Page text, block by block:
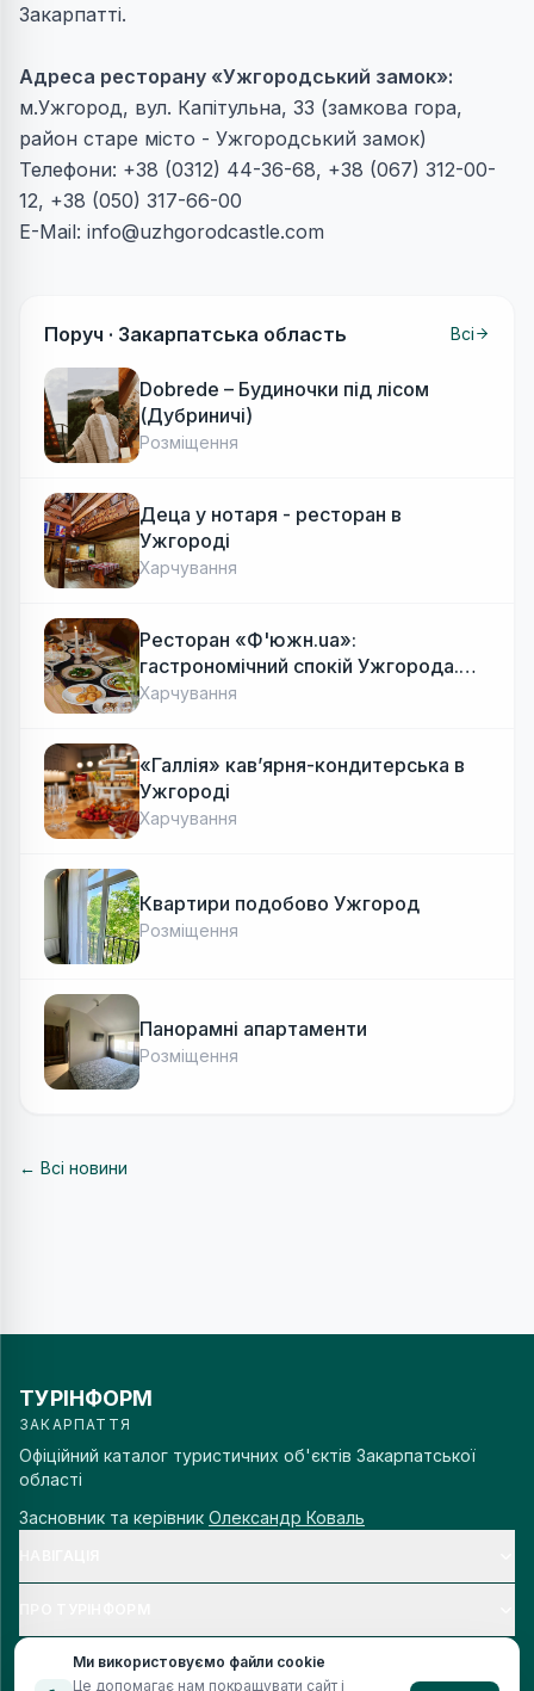
Закарпатті.
Адреса ресторану «Ужгородський замок»:
м.Ужгород, вул. Капітульна, 33 (замкова гора,
район старе місто - Ужгородський замок)
Телефони: +38 (0312) 44-36-68, +38 (067) 312-00-
12, +38 (050) 317-66-00
E-Mail: info@uzhgorodcastle.com
Поруч · Закарпатська область Всі
Dobrede – Будиночки під лісом
(Дубриничі)
Розміщення
Деца у нотаря - ресторан в
Ужгороді
Харчування
Ресторан «Ф'южн.ua»:
гастрономічний спокій Ужгорода.
Авторська локальна кухня, затишок
Харчування
«Галлія» кав’ярня-кондитерська в
Ужгороді
Харчування
Квартири подобово Ужгород
Розміщення
Панорамні апартаменти
Розміщення
← Всі новини
ТУРІНФОРМ
ЗАКАРПАТТЯ
Офіційний каталог туристичних об'єктів Закарпатської
області
Засновник та керівник Олександр Коваль
Ми використовуємо файли cookie
Це допомагає нам покращувати сайт і